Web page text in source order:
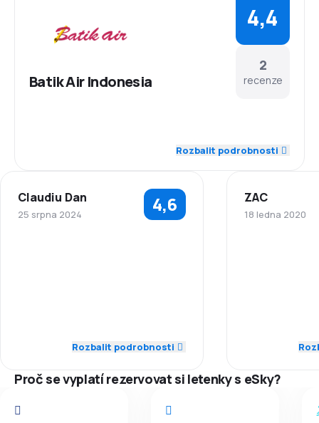
Batik Air Indonesia
2
recenze
4,4
Síť spojení
Rozbalit podrobnosti
Claudiu Dan
25 srpna 2024 4,6
Rozbalit podrobnosti
ZAC
18 ledna 2020
Proč se vyplatí rezervovat si letenky s eSky?